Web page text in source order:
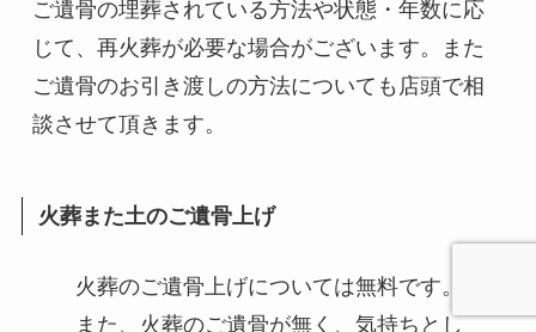
ご遺骨の埋葬されている方法や状態・年数に応
じて、再火葬が必要な場合がございます。また
ご遺骨のお引き渡しの方法についても店頭で相
談させて頂きます。
火葬また土のご遺骨上げ
火葬のご遺骨上げについては無料です。
また、火葬のご遺骨が無く、気持ちとし